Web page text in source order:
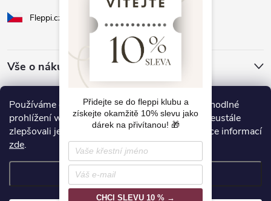
Používáme cookies, abychom Vám umožnili pohodlné
prohlížení webu a díky analýze provozu webu neustále
zlepšovali jeho funkce, výkon a použitelnost. Více informací
zde.
Nastavení
Fleppi.cz
Vše o nákupu
O Fleppi
Inspirace pro vás
Přidejte se do fleppi klubu a
získejte okamžitě 10% slevu jako
dárek na přivítanou! 🎁
CHCI SLEVU 10 % →